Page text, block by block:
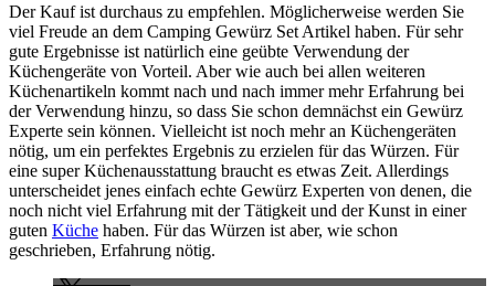
Der Kauf ist durchaus zu empfehlen. Möglicherweise werden Sie
viel Freude an dem Camping Gewürz Set Artikel haben. Für sehr
gute Ergebnisse ist natürlich eine geübte Verwendung der
Küchengeräte von Vorteil. Aber wie auch bei allen weiteren
Küchenartikeln kommt nach und nach immer mehr Erfahrung bei
der Verwendung hinzu, so dass Sie schon demnächst ein Gewürz
Experte sein können. Vielleicht ist noch mehr an Küchengeräten
nötig, um ein perfektes Ergebnis zu erzielen für das Würzen. Für
eine super Küchenausstattung braucht es etwas Zeit. Allerdings
unterscheidet jenes einfach echte Gewürz Experten von denen, die
noch nicht viel Erfahrung mit der Tätigkeit und der Kunst in einer
guten Küche haben. Für das Würzen ist aber, wie schon
geschrieben, Erfahrung nötig.